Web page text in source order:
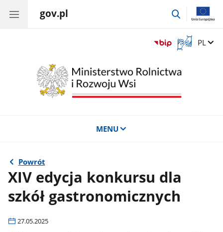
gov.pl
przejdź
Otwórz
okno
tłumaczem
migowego
Zmień
PL
MENU
Powrót
XIV edycja konkursu dla
szkół gastronomicznych
27.05.2025